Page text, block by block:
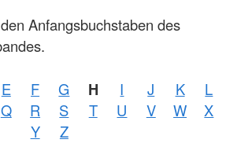
Anfangsbuchstaben des
E F G H I J K
L
Q R S T U V W
X
Y
Z